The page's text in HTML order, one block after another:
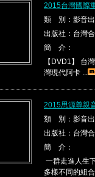
2015台灣國際
類 別：影音
出版社：台灣
簡 介：
【DVD1】 台
灣現代阿卡 ...
2015思源尊親
類 別：影音
出版社：台灣
簡 介：
一群走進人生
多樣不同的組